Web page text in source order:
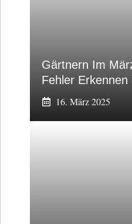
Gärtnern Im
Fehler Erkennen
16. März 2025